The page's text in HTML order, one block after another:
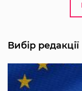
Вибір редакції